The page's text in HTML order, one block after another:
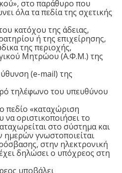
στο παράθυρο που
όλα τα πεδία της σχετικής
κατόχου της άδειας,
ή της επιχείρησης,
της περιοχής,
Μητρώου (Α.Φ.Μ.) της
(e-mail) της
τηλέφωνο του υπευθύνου
πεδίο «καταχώριση
να οριστικοποιήσει το
στο σύστημα και
ημερών γνωστοποιείται
στην ηλεκτρονική
δηλώσει ο υπόχρεος στη
υποβάλει